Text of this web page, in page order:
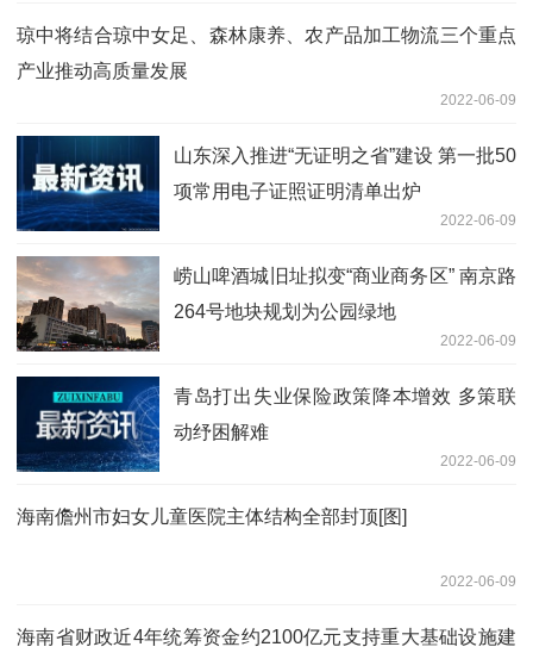
琼中将结合琼中女足、森林康养、农产品加工物流三个重点
产业推动高质量发展
2022-06-09
山东深入推进“无证明之省”建设 第一批50
项常用电子证照证明清单出炉
2022-06-09
崂山啤酒城旧址拟变“商业商务区” 南京路
264号地块规划为公园绿地
2022-06-09
青岛打出失业保险政策降本增效 多策联
动纾困解难
2022-06-09
海南儋州市妇女儿童医院主体结构全部封顶[图]
2022-06-09
海南省财政近4年统筹资金约2100亿元支持重大基础设施建